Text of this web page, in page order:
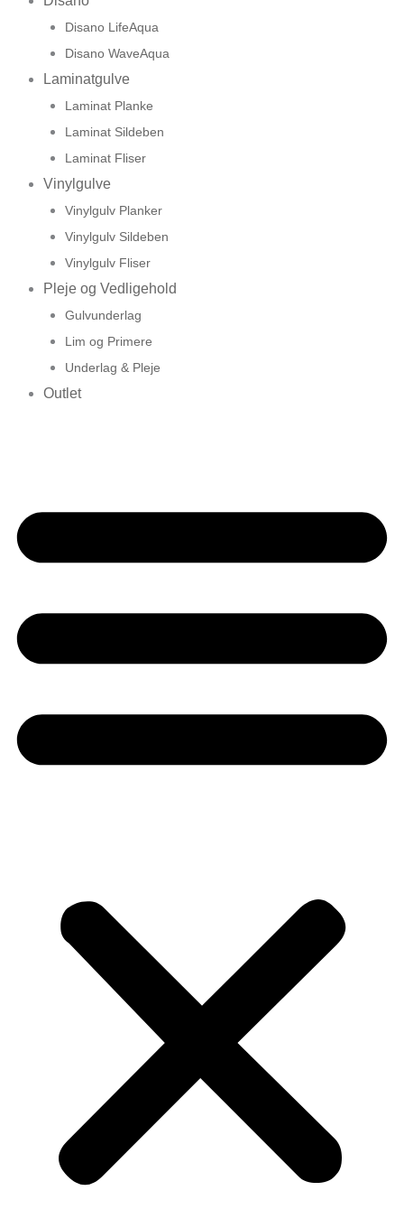
Disano LifeAqua
Disano WaveAqua
Laminatgulve
Laminat Planke
Laminat Sildeben
Laminat Fliser
Vinylgulve
Vinylgulv Planker
Vinylgulv Sildeben
Vinylgulv Fliser
Pleje og Vedligehold
Gulvunderlag
Lim og Primere
Underlag & Pleje
Outlet